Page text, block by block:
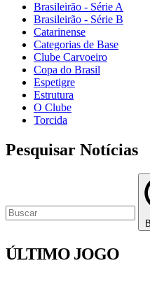
Brasileirão - Série A
Brasileirão - Série B
Catarinense
Categorias de Base
Clube Carvoeiro
Copa do Brasil
Espetigre
Estrutura
O Clube
Torcida
Pesquisar Notícias
ÚLTIMO JOGO